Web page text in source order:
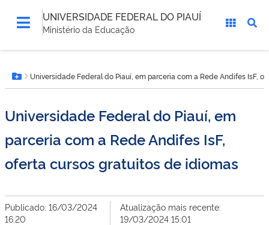
UNIVERSIDADE FEDERAL DO PIAUÍ
Ministério da Educação
está
aqui:Botão Menu
Universidade Federal do Piauí, em parceria com a Rede Andifes IsF,
Universidade Federal do Piauí, em
parceria com a Rede Andifes IsF,
oferta cursos gratuitos de idiomas
Publicado: 16/03/2024
16:20
Atualização mais recente:
19/03/2024 15:01